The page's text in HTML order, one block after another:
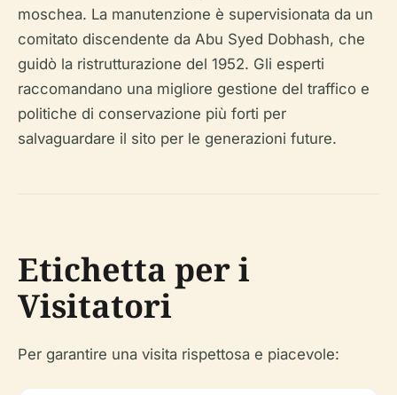
moschea. La manutenzione è supervisionata da un
comitato discendente da Abu Syed Dobhash, che
guidò la ristrutturazione del 1952. Gli esperti
raccomandano una migliore gestione del traffico e
politiche di conservazione più forti per
salvaguardare il sito per le generazioni future.
Etichetta per i
Visitatori
Per garantire una visita rispettosa e piacevole: